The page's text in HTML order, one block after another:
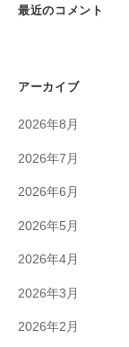
最近のコメント
アーカイブ
2026年8月
2026年7月
2026年6月
2026年5月
2026年4月
2026年3月
2026年2月